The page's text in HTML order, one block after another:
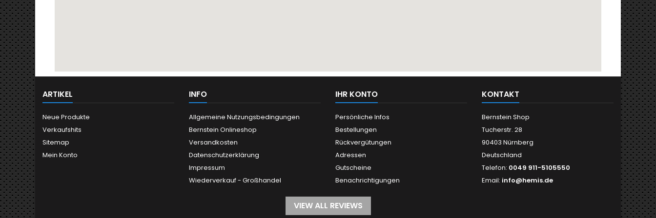
ARTIKEL
Neue Produkte
Verkaufshits
Sitemap
Mein Konto
INFO
Allgemeine Nutzungsbedingungen
Bernstein Onlineshop
Versandkosten
Datenschutzerklärung
Impressum
Wiederverkauf - Großhandel
IHR KONTO
Persönliche Infos
Bestellungen
Rückvergütungen
Adressen
Gutscheine
Benachrichtigungen
KONTAKT
Bernstein Shop
Tucherstr. 28
90403 Nürnberg
Deutschland
Telefon: 0049 911-5105550
Email: info@hemis.de
VIEW ALL REVIEWS